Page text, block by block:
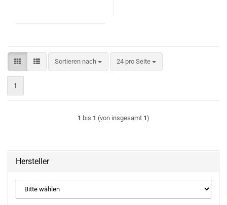
Sortieren nach
Sortieren nach 24 pro Seite
pro Seite
1
1 bis 1 (von insgesamt 1)
Hersteller